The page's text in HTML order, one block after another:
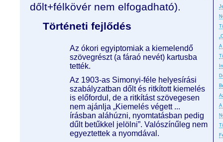
A
A
dőlt+félkövér nem elfogadható).
Történeti fejlődés
Az ókori egyiptomiak a kiemelendő
szövegrészt (a fáraó nevét) kartusba
tették.
Az 1903-as Simonyi-féle helyesírási
szabályzatban dőlt és ritkított kiemelés
is előfordul, de a ritkítást szövegesen
nem ajánlja „Kiemelés végett ...
írásban aláhúzni, nyomtatásban pedig
dűlt betűkkel jelölni”. Valószínűleg nem
egyeztettek a nyomdával.